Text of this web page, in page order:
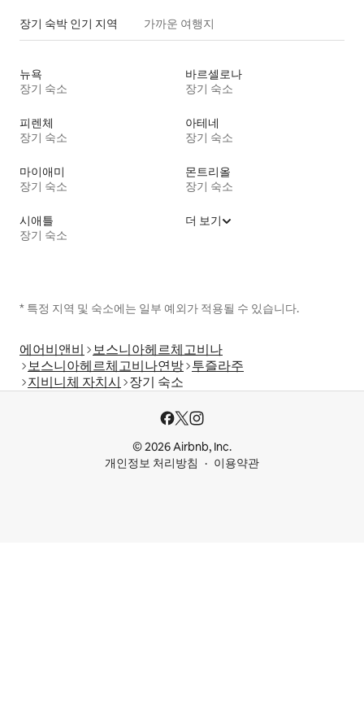
장기 숙박 인기 지역 가까운 여행지
뉴욕
장기 숙소
바르셀로나
장기 숙소
피렌체
장기 숙소
아테네
장기 숙소
마이애미
장기 숙소
몬트리올
장기 숙소
시애틀
장기 숙소
더 보기
* 특정 지역 및 숙소에는 일부 예외가 적용될 수 있습니다.
에어비앤비
보스니아헤르체고비나
보스니아헤르체고비나연방 투즐라주
지비니체 자치시
장기 숙소
© 2026 Airbnb, Inc.
개인정보 처리방침
이용약관